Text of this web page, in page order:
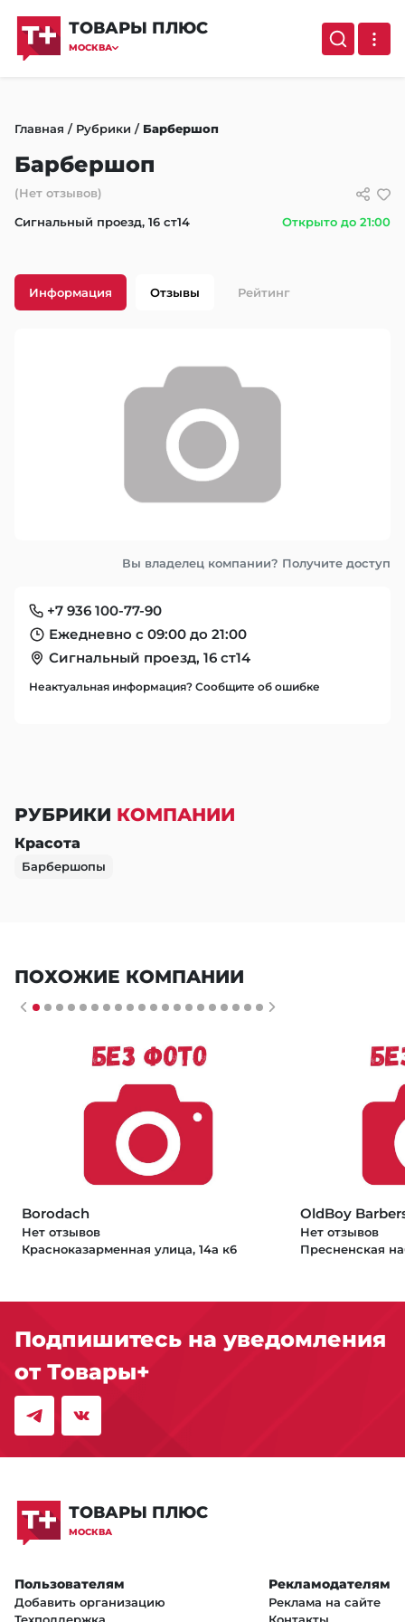
ТОВАРЫ ПЛЮС
МОСКВА
Главная / Рубрики / Барбершоп
Барбершоп
(Нет отзывов)
Сигнальный проезд, 16 ст14
Открыто до 21:00
Информация Отзывы Рейтинг
Вы владелец компании? Получите доступ
+7 936 100-77-90
Ежедневно с 09:00 до 21:00
Сигнальный проезд, 16 ст14
Неактуальная информация? Сообщите об ошибке
РУБРИКИ КОМПАНИИ
Красота
Барбершопы
ПОХОЖИЕ КОМПАНИИ
Borodach
Нет отзывов
Красноказарменная улица, 14а к6
OldBoy
Нет отзывов
Пресненская
Подпишитесь на уведомления
от Товары+
ТОВАРЫ ПЛЮС
МОСКВА
Пользователям
Добавить организацию
Рекламодателям
Реклама на сайте